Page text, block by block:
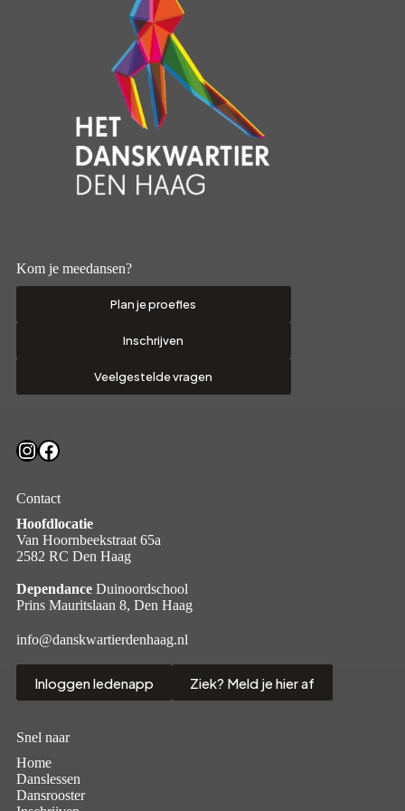
Kom je meedansen?
Plan je proefles
Inschrijven
Veelgestelde vragen
Instagram
Facebook
Contact
Hoofdlocatie
Van Hoornbeekstraat 65a
2582 RC Den Haag
Dependance Duinoordschool
Prins Mauritslaan 8, Den Haag
info@danskwartierdenhaag.nl
Inloggen ledenapp Ziek? Meld je hier af
Snel naar
Home
Danslessen
Dansrooster